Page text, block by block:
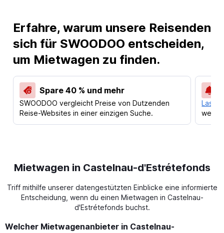
Erfahre, warum unsere Reisenden
sich für SWOODOO entscheiden,
um Mietwagen zu finden.
Spare 40 % und mehr
SWOODOO vergleicht Preise von Dutzenden
Reise-Websites in einer einzigen Suche.
Lass
Mietwagen in Castelnau-d'Estrétefonds
Triff mithilfe unserer datengestützten Einblicke eine informierte
Entscheidung, wenn du einen Mietwagen in Castelnau-
d'Estrétefonds buchst.
Welcher Mietwagenanbieter in Castelnau-